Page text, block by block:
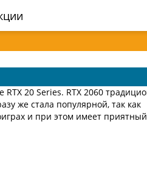
20 Series. RTX 2060
же стала популярной, так как
и при этом имеет приятный